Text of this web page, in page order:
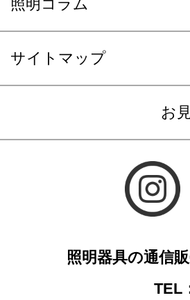
照明コラム
サイトマップ
お
照明器具の通信
TEL